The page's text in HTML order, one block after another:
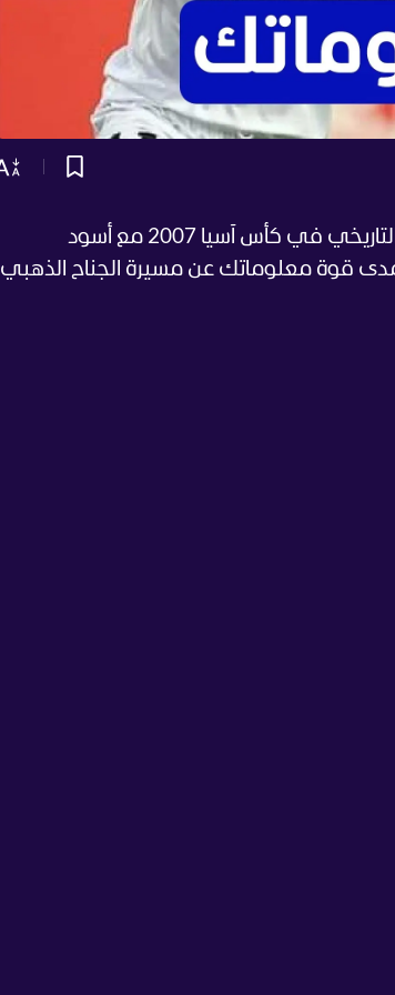
يحتفل النجم العراقي السابق هوار ملا محمد أحد أفراد الجيل التاريخي في كأس آسيا 2007 مع أسود
فرصة لمعرفة مدى قوة معلوماتك عن مسيرة الجناح الذهبي